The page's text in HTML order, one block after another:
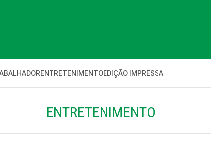
ENTRETENIMENTOEDIÇÃO IMPRESSA
ENTRETENIMENTO